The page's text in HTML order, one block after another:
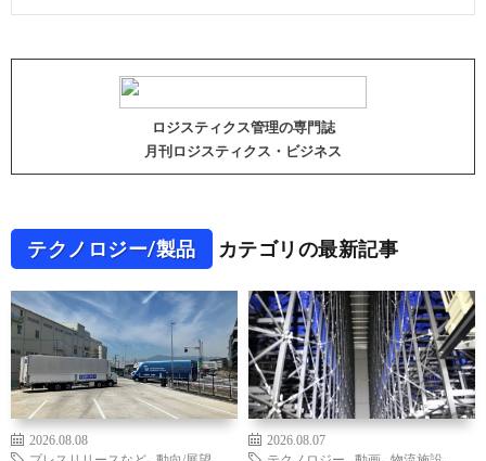
ロジスティクス管理の専門誌
月刊ロジスティクス・ビジネス
テクノロジー/製品 カテゴリの最新記事
2026.08.08
2026.08.07